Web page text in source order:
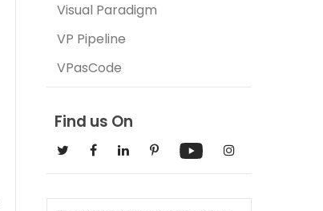
Visual Paradigm
VP Pipeline
VPasCode
Find us On